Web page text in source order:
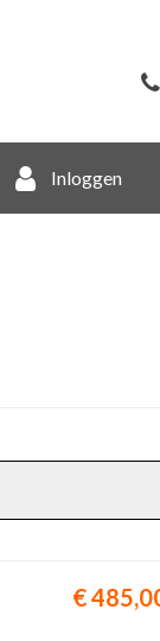
Inloggen
€